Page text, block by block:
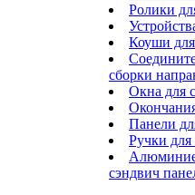
Ролики
Коуши
сборки
Окна для
Панели
Ручки
сэндвич